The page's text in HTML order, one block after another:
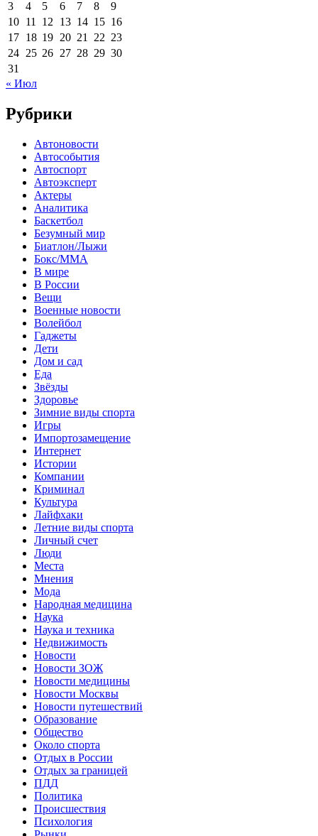
3
4 5 6 7 8
9
10 11 12 13 14 15 16
17 18 19 20 21 22 23
24 25 26 27 28 29 30
31
« Июл
Рубрики
Автоновости
Автособытия
Автоспорт
Автоэксперт
Актеры
Аналитика
Баскетбол
Безумный мир
Биатлон/Лыжи
Бокс/MMA
В мире
В России
Вещи
Военные новости
Волейбол
Гаджеты
Дети
Дом и сад
Еда
Звёзды
Здоровье
Зимние виды спорта
Игры
Импортозамещение
Интернет
Истории
Компании
Криминал
Культура
Лайфхаки
Летние виды спорта
Личный счет
Люди
Места
Мнения
Мода
Народная медицина
Наука
Наука и техника
Недвижимость
Новости
Новости ЗОЖ
Новости медицины
Новости Москвы
Новости путешествий
Образование
Общество
Около спорта
Отдых в России
Отдых за границей
ПДД
Политика
Происшествия
Психология